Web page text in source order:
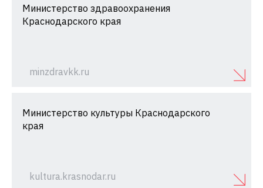
Министерство здравоохранения
Краснодарского края
minzdravkk.ru
Министерство культуры Краснодарского
края
kultura.krasnodar.ru